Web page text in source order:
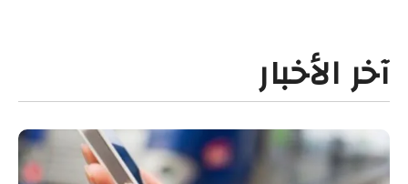
آخر الأخبار